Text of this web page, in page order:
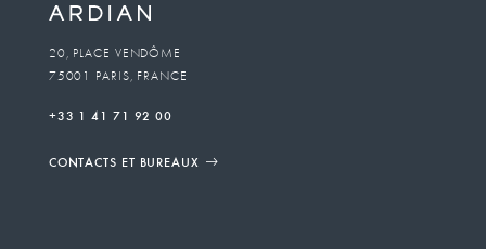
20, PLACE VENDÔME
75001 PARIS, FRANCE
+33 1 41 71 92 00
CONTACTS ET BUREAUX